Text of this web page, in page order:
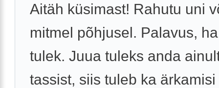
Aitäh küsimast! Rahutu uni
mitmel põhjusel. Palavus,
tulek. Juua tuleks anda
tassist, siis tuleb ka